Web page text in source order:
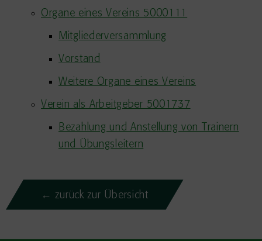
Organe eines Vereins 5000111
Mitgliederversammlung
Vorstand
Weitere Organe eines Vereins
Verein als Arbeitgeber 5001737
Bezahlung und Anstellung von Trainern
und Übungsleitern
← zurück zur Übersicht